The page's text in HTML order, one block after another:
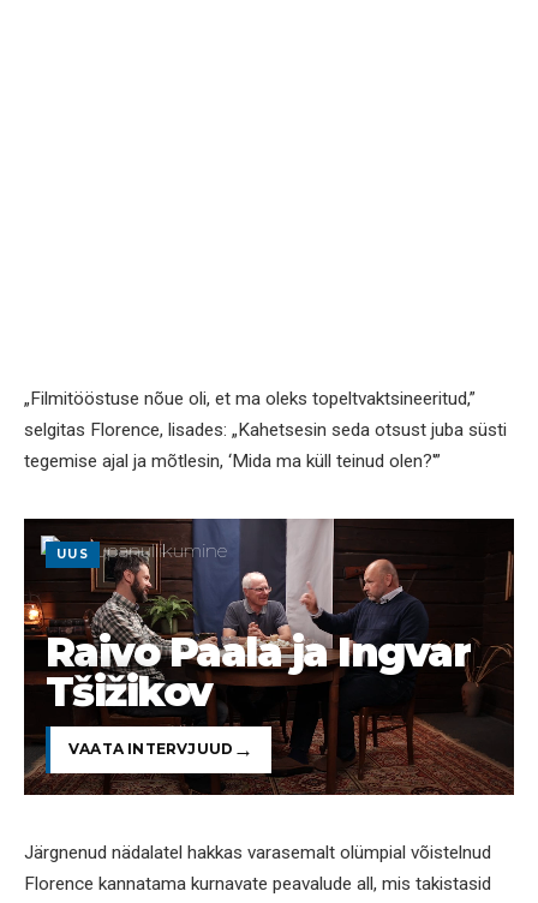
„Filmitööstuse nõue oli, et ma oleks topeltvaktsineeritud,”
selgitas Florence, lisades: „Kahetsesin seda otsust juba süsti
tegemise ajal ja mõtlesin, ‘Mida ma küll teinud olen?'”
UUS
Raivo Paala ja Ingvar
Tšižikov
VAATA INTERVJUUD
Järgnenud nädalatel hakkas varasemalt olümpial võistelnud
Florence kannatama kurnavate peavalude all, mis takistasid